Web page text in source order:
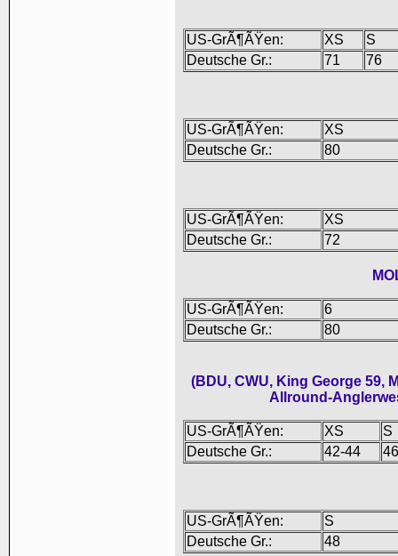
US-GrÃ¶ÃŸen: XS
S
Deutsche Gr.:
71 76
US-GrÃ¶ÃŸen:
XS
Deutsche Gr.:
80
US-GrÃ¶ÃŸen:
XS
Deutsche Gr.:
72
US-GrÃ¶ÃŸen:
6
Deutsche Gr.:
80
(BDU, CWU, King George 59,
Allround-
US-GrÃ¶ÃŸen: XS
S
Deutsche Gr.:
42-44
US-GrÃ¶ÃŸen:
S
Deutsche Gr.:
48